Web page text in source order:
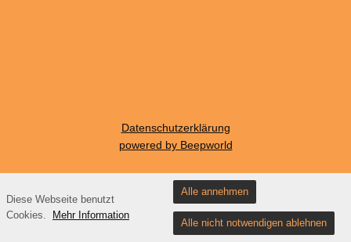
Datenschutzerklärung
powered by Beepworld
Regina Kedzior Am Ossenbrink 26 58313 Herdecke 02330-608828 0151-
14989374
Diese Webseite benutzt
Cookies.
Mehr Information
Alle annehmen
Alle nicht notwendigen ablehnen